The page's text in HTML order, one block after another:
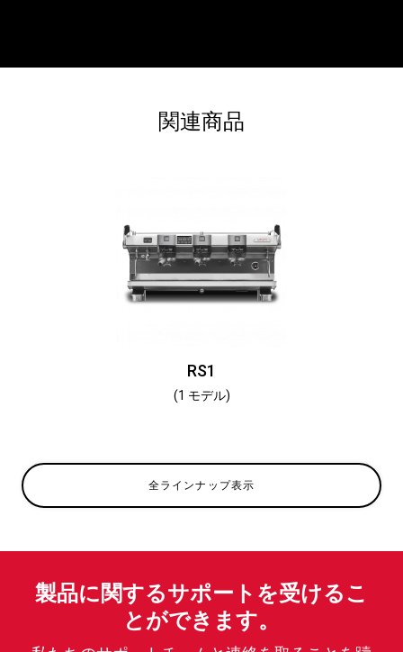
関連商品
RS1
(1 モデル)
全ラインナップ表示
製品に関するサポートを受けるこ
とができます。